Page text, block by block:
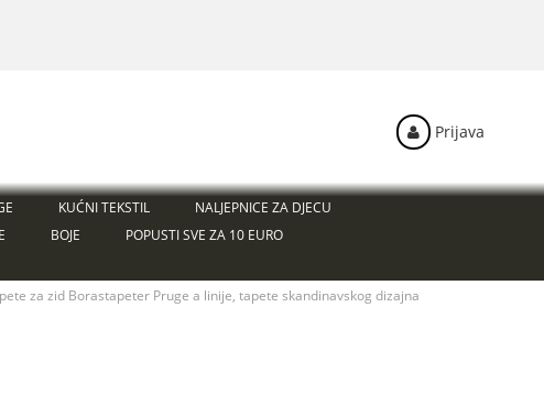
KUĆNI TEKSTIL
NALJEPNICE ZA DJECU
BOJE
POPUSTI SVE ZA 10 EURO
za zid Borastapeter Pruge a linije, tapete skandinavskog dizajna
Prijava